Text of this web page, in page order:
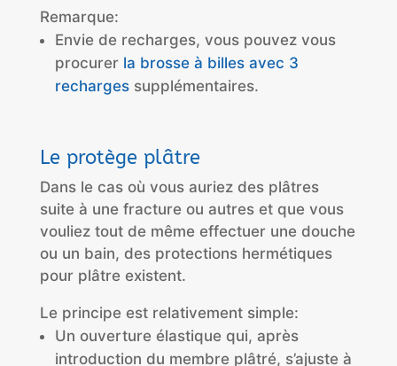
Remarque:
Envie de recharges, vous pouvez vous
procurer la brosse à billes avec 3
rechargessupplémentaires.
Le protège plâtre
Dans le cas où vous auriez des plâtres
suite à une fracture ou autres et que vous
vouliez tout de même effectuer une douche
ou un bain, des protections hermétiques
pour plâtre existent.
Le principe est relativement simple:
Un ouverture élastique qui, après
introduction du membre plâtré, s’ajuste à